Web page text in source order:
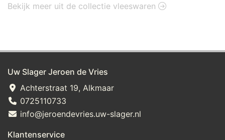
Bekijk meer uit de collectie vleeswaren
Uw Slager Jeroen de Vries
Achterstraat 19, Alkmaar
0725110733
info@jeroendevries.uw-slager.nl
Klantenservice